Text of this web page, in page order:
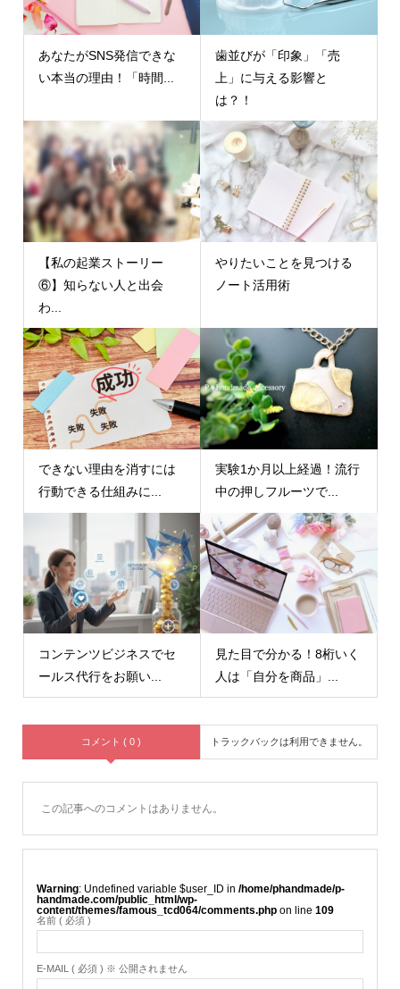
あなたがSNS発信できな
い本当の理由！「時間...
歯並びが「印象」「売
上」に与える影響と
は？！
【私の起業ストーリー
⑥】知らない人と出会
わ...
やりたいことを見つける
ノート活用術
できない理由を消すには
行動できる仕組みに...
実験1か月以上経過！流行
中の押しフルーツで...
コンテンツビジネスでセ
ールス代行をお願い...
見た目で分かる！8桁いく
人は「自分を商品」...
コメント ( 0 ) トラックバックは利用できません。
この記事へのコメントはありません。
Warning : Undefined variable $user_ID in /home/phandmade/p-
handmade.com/public_html/wp-
content/themes/famous_tcd064/comments.phpon line 109
名前 ( 必須 )
E-MAIL ( 必須 ) ※ 公開されません